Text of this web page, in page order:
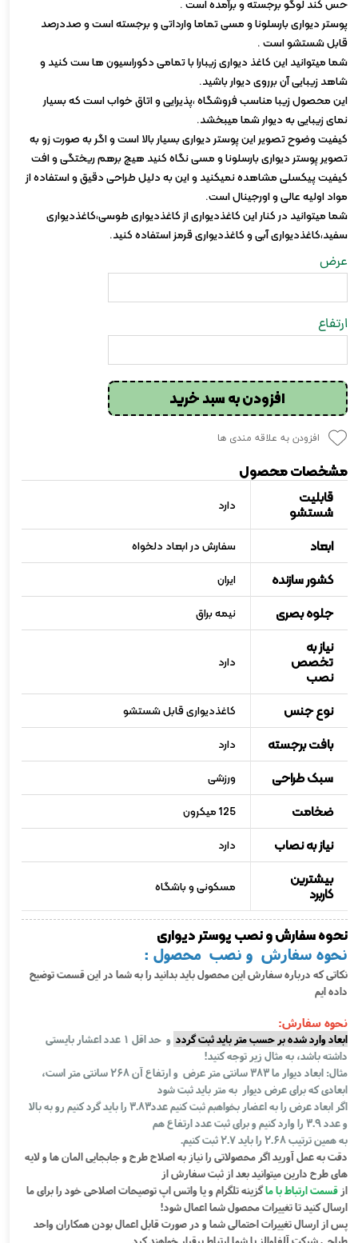
حس کند لوگو برجسته و برآمده است .
پوستر دیواری بارسلونا و مسی تماما وارداتی و برجسته است و صددرصد
قابل شستشو است .
شما میتوانید این کاغذ دیواری زیبارا با تمامی دکوراسیون ها ست کنید و
شاهد زیبایی آن برروی دیوار باشید.
این محصول زیبا مناسب فروشگاه ،پذیرایی و اتاق خواب است که بسیار
نمای زیبایی به دیوار شما میبخشد.
کیفیت وضوح تصویر این پوستر دیواری بسیار بالا است و اگر به صورت زو به
تصویر پوستر دیواری بارسلونا و مسی نگاه کنید هیچ برهم ریختگی و افت
کیفیت پیکسلی مشاهده نمیکنید و این به دلیل طراحی دقیق و استفاده از
مواد اولیه عالی و اورجینال است.
شما میتوانید در کنار این کاغذدیواری از کاغذدیواری طوسی،کاغذدیواری
سفید،کاغذدیواری آبی و کاغذدیواری قرمز استفاده کنید.
عرض
ارتفاع
افزودن به سبد خرید
افزودن به علاقه مندی ها
مشخصات محصول
قابلیت
شستشو دارد
ابعاد سفارش در ابعاد دلخواه
کشور سازنده ایران
جلوه بصری نیمه براق
نیاز به
تخصص
نصب
دارد
نوع جنس کاغذدیواری قابل شستشو
بافت برجسته دارد
سبک طراحی ورزشی
ضخامت 125 میکرون
نیاز به نصاب دارد
بیشترین
کاربرد مسکونی و باشگاه
نحوه سفارش و نصب پوستر دیواری
نحوه سفارش و نصب محصول :
نکاتی که درباره سفارش این محصول باید بدانید را به شما در این قسمت توضیح
داده ایم
نحوه سفارش:
ابعاد وارد شده بر حسب متر باید ثبت گردد
و حد اقل 1 عدد اعشار بایستی
داشته باشد، به مثال زیر توجه کنید!
مثال: ابعاد دیوار ما 383 سانتی متر عرض و ارتفاع آن 268 سانتی متر است،
ابعادی که برای عرض دیوار به متر باید ثبت شود
اگر ابعاد عرض را به اعضار بخواهبم ثبت کنیم عدد3.83 را باید گرد کنیم رو به بالا
و عدد 3.9 را وارد کنیم و برای ثبت عدد ارتفاع هم
به همین ترتیب 2.68 را باید 2.7 ثبت کنیم.
دقت به عمل آورید اگر محصولاتی را نیاز به اصلاح طرح و جابجایی المان ها و لایه
های طرح دارین میتوانید بعد از ثبت سفارش از
از قسمت ارتباط با ماگزینه تلگرام و یا واتس اپ توصیحات اصلاحی خود را برای ما
ارسال کنید تا تغییرات محصول شما اعمال شود!
پس از ارسال تغییرات احتمالی شما و در صورت قابل اعمال بودن همکاران واحد